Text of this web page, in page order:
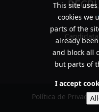
Política de
This site
cookies we
parts of the
already
and block all
but parts of
I accept